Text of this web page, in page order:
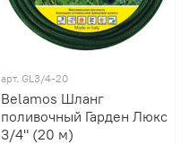
арт. GL3/4-20
Belamos Шланг
поливочный Гарден Люкс
3/4" (20 м)